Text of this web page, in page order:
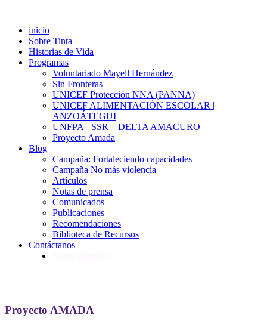
inicio
Sobre Tinta
Historias de Vida
Programas
Voluntariado Mayell Hernández
Sin Fronteras
UNICEF Protección NNA (PANNA)
UNICEF ALIMENTACIÓN ESCOLAR |
ANZOÁTEGUI
UNFPA_ SSR – DELTA AMACURO
Proyecto Amada
Blog
Campaña: Fortaleciendo capacidades
Campaña No más violencia
Artículos
Notas de prensa
Comunicados
Publicaciones
Recomendaciones
Biblioteca de Recursos
Contáctanos
Proyecto AMADA